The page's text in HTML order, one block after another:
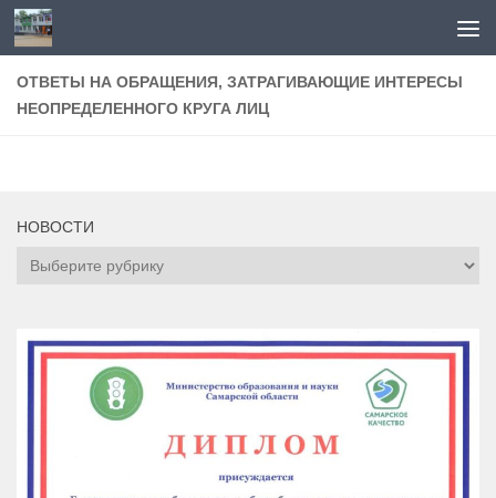
Перейти к содержимому
ОТВЕТЫ НА ОБРАЩЕНИЯ, ЗАТРАГИВАЮЩИЕ ИНТЕРЕСЫ
НЕОПРЕДЕЛЕННОГО КРУГА ЛИЦ
НОВОСТИ
НОВОСТИ